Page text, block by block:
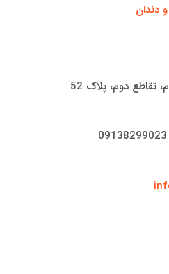
دندان
دوم، پلاک 52